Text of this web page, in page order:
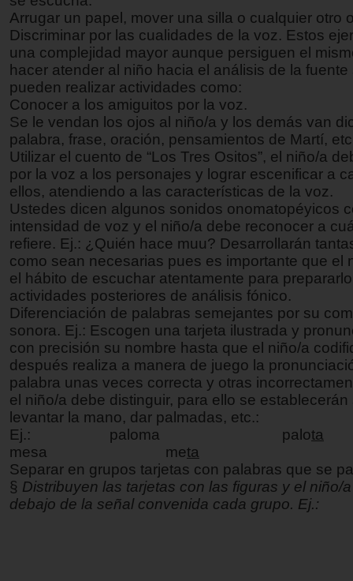
Arrugar un papel, mover una silla o cualquier otro
Discriminar por las cualidades de la voz. Estos
una complejidad mayor aunque persiguen el
hacer atender al niño hacia el análisis de la fuente
pueden realizar actividades como:
Conocer a los amiguitos por la voz.
Se le vendan los ojos al niño/a y los demás van
palabra, frase, oración, pensamientos de Martí,
Utilizar el cuento de “Los Tres Ositos”, el niño/a
por la voz a los personajes y lograr escenificar a
ellos, atendiendo a las características de la voz.
Ustedes dicen algunos sonidos onomatopéyicos
intensidad de voz y el niño/a debe reconocer a
refiere. Ej.: ¿Quién hace muu? Desarrollarán
como sean necesarias pues es importante que el
el hábito de escuchar atentamente para
actividades posteriores de análisis fónico.
Diferenciación de palabras semejantes por su
sonora. Ej.: Escogen una tarjeta ilustrada y
con precisión su nombre hasta que el niño/a
después realiza a manera de juego la
palabra unas veces correcta y otras
el niño/a debe distinguir, para ello se establecerán
levantar la mano, dar palmadas, etc.:
Ej.: paloma palota
mesa meta
Separar en grupos tarjetas con palabras que se
§ Distribuyen las tarjetas con las figuras y el niño/
debajo de la señal convenida cada grupo. Ej.: